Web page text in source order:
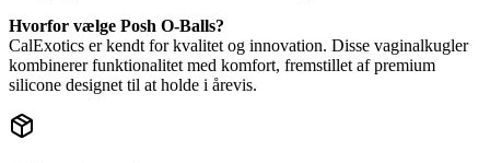
Hvorfor vælge Posh O-Balls?
CalExotics er kendt for kvalitet og innovation. Disse vaginalkugler
kombinerer funktionalitet med komfort, fremstillet af premium
silicone designet til at holde i årevis.